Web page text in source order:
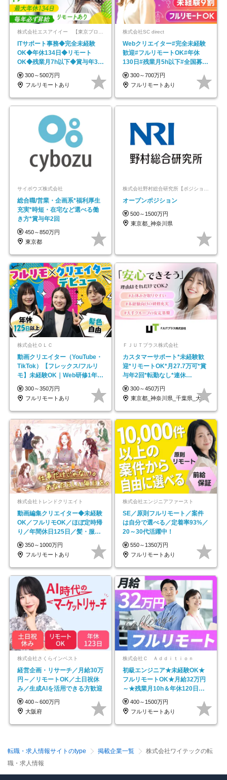
ITサポート事務◆完全未経験
OK◆年休134日◆リモート
OK◆残業月7h以下◆賞与年3回
◆5年目まで必ず昇給
300～500万円
フルリモートあり
株式会社SC direct
Webクリエイター#完全未経験
歓迎#フルリモートOK#年休
130日#残業月5h以下#全国募集
#最大1年の研修
300～700万円
フルリモートあり
サイボウズ株式会社
総合職/営業・企画系*福利厚生
充実*時短・在宅など選べる働
き方*賞与年2回
450～850万円
東京都
オープンポジション
500～1500万円
東京都_神奈川県
株式会社ＯＬＣ
動画クリエイター（YouTube・
TikTok）【フレックス/フルリ
モ】未経験OK｜Web研修1年間
｜副業OK
300～350万円
フルリモートあり
ＦＪＵＴプラス株式会社
カスタマーサポート*未経験歓
迎*リモートOK*月27.7万可*賞
与年2回*転勤なし*連休
OK/ZE010232
300～450万円
東京都_神奈川県_千葉県_大阪府_愛知県…
株式会社トレンドクリエイト
動画編集クリエイター◆未経験
OK／フルリモOK／ほぼ定時帰
り／年間休日125日／髪・服・
ネイル自由／副業OK
350～1000万円
フルリモートあり
株式会社エンジニアファースト
SE／原則フルリモート／案件
は自分で選べる／定着率93%／
20～30代活躍中！
550～1350万円
フルリモートあり
株式会社さくらインベスト
経営企画・リサーチ／月給30万
円～／リモートOK／土日祝休
み／生成AIを活用できる方歓迎
400～600万円
大阪府
株式会社Ｃ Ａｄｄｉｔｉｏｎ
初級エンジニア★未経験OK★
フルリモートOK★月給32万円
～★残業月10h＆年休120日以
上★副業可
400～1500万円
フルリモートあり
転職・求人情報サイトのtype 掲載企業一覧
株式会社ワイテックの転
職・求人情報